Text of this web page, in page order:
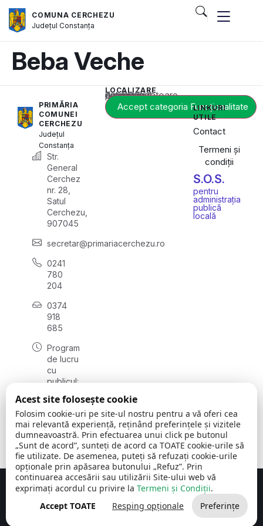
COMUNA CERCHEZU
JudețulConstanța
Beba Veche
PRIMĂRIA
COMUNEI
CERCHEZU
Județul
Constanța
Str.
General
Cerchez
nr. 28,
Satul
Cerchezu,
907045
secretar@primariacerchezu.ro
0241
780
204
0374
918
685
Program
de lucru
cu
publicul:
08:00 -
16:30
, vineri:
08:00 -
14:00
LOCALIZARE
Acest conținut este blocat până când acceptați categoria corespunzătoare de cookie-uri.
Accept categoria Funcționalitate
LINKURI
UTILE
Contact
Termeni și
condiții
S.O.S.
pentru
administrația
publică
locală
Comuna Cerchezu © 2026Toate drepturile rezervate
Concept realizat de Big Media Relații Publice SRL
Acest site folosește cookie
Folosim cookie-uri pe site-ul nostru pentru a vă oferi cea
mai relevantă experiență, reținând preferințele și vizitele
dumneavoastră. Prin efectuarea unui click pe butonul
„Sunt de acord”, sunteți de acord ca TOATE cookie-urile să
fie utilizate. De asemenea, puteți să refuzați cookie-urile
opționale prin apăsarea butonului „Refuz”. Prin
continuarea accesării sau utilizării Site-ului web vă
exprimați acordul cu privire la Termeni și Condiții.
Accept TOATE
Resping opționale Preferințe